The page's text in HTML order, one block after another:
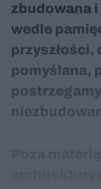
zbudowana
wedle
przyszłości,
pomyślana,